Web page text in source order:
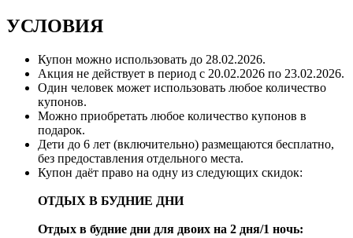
УСЛОВИЯ
Купон можно использовать до 28.02.2026.
Акция не действует в период с 20.02.2026 по 23.02.2026.
Один человек может использовать любое количество
купонов.
Можно приобретать любое количество купонов в
подарок.
Дети до 6 лет (включительно) размещаются бесплатно,
без предоставления отдельного места.
Купон даёт право на одну из следующих скидок:
ОТДЫХ В БУДНИЕ ДНИ
Отдых в будние дни для двоих на 2 дня/1 ночь: